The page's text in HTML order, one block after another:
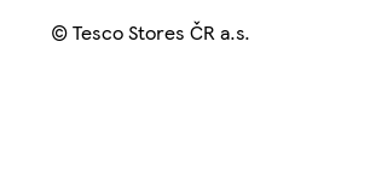
© Tesco Stores ČR a.s.